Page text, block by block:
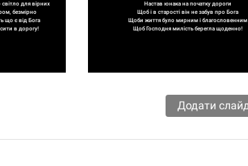
для вірних
безмірно
що є від Бога
в дорогу!
Настав юнака на початку дороги
Щоб і в старості він не забув про Бога
Щоби життя було мирним і благословенним
Щоб Господня милість берегла щоденно!